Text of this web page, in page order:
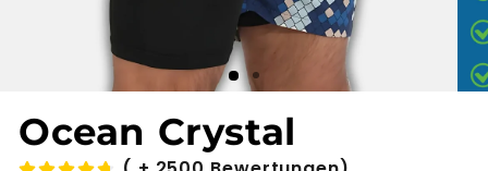
Ocean Crystal